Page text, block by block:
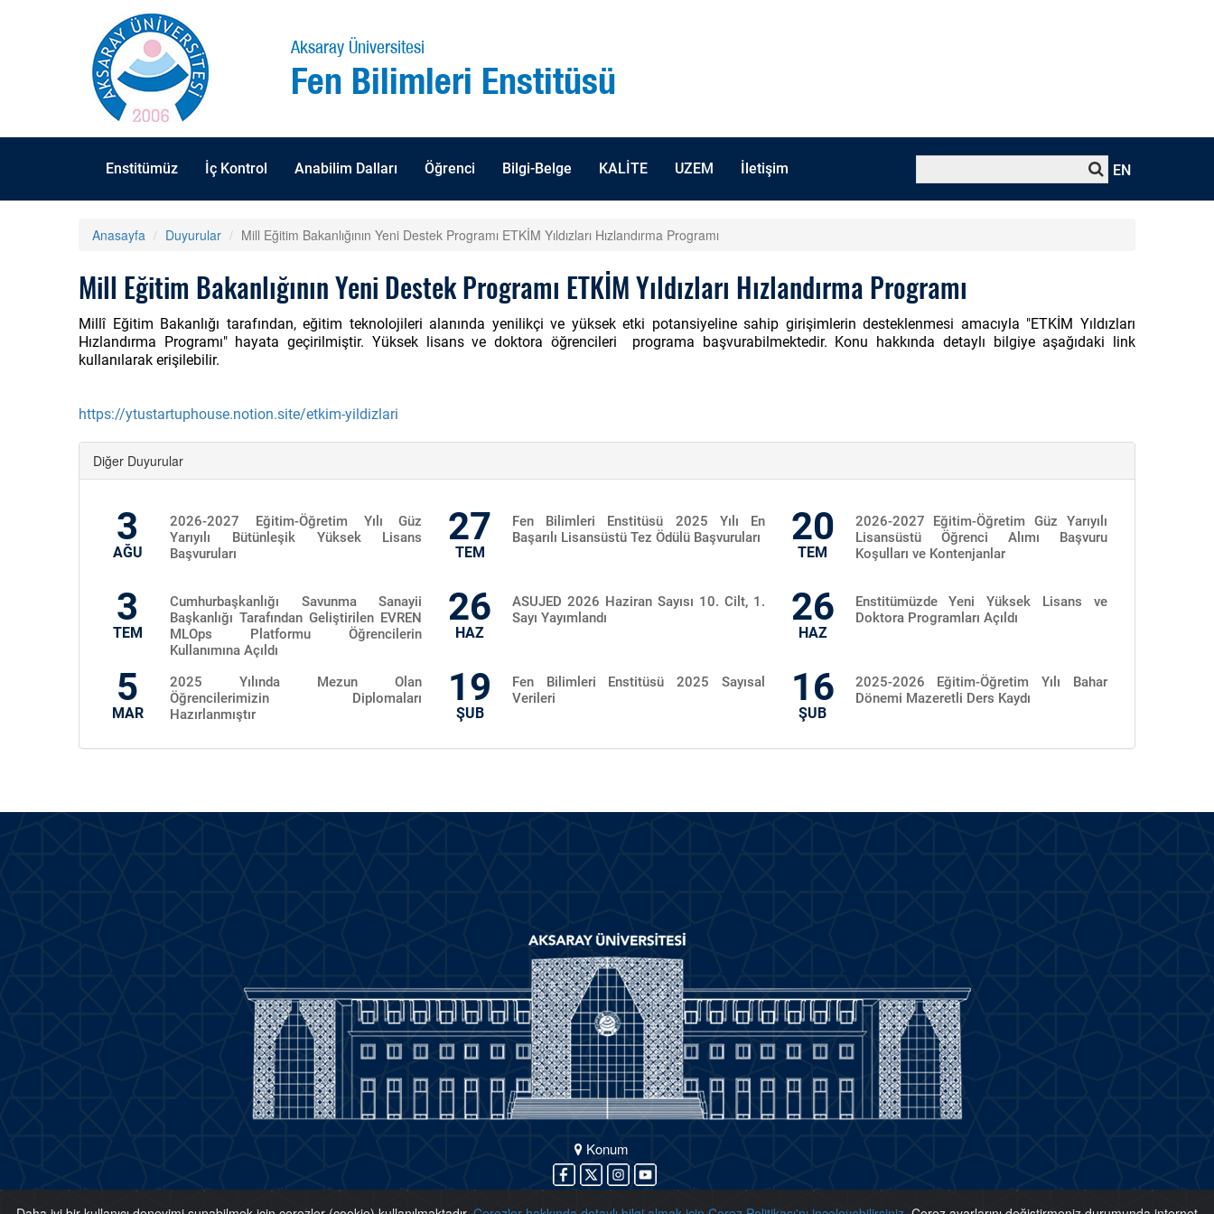
Aksaray Üniversitesi
Fen Bilimleri Enstitüsü
Enstitümüz İç Kontrol Anabilim Dalları Öğrenci Bilgi-Belge KALİTE UZEM İletişim EN
Anasayfa Duyurular Mill Eğitim Bakanlığının Yeni Destek Programı ETKİM Yıldızları Hızlandırma Programı
Mill Eğitim Bakanlığının Yeni Destek Programı ETKİM Yıldızları Hızlandırma Programı
Millî Eğitim Bakanlığı tarafından, eğitim teknolojileri alanında yenilikçi ve yüksek etki potansiyeline sahip girişimlerin desteklenmesi amacıyla "ETKİM Yıldızları
Hızlandırma Programı" hayata geçirilmiştir. Yüksek lisans ve doktora öğrencileri programa başvurabilmektedir. Konu hakkında detaylı bilgiye aşağıdaki link
kullanılarak erişilebilir.
https://ytustartuphouse.notion.site/etkim-yildizlari
Diğer Duyurular
3
AĞU
2026-2027 Eğitim-Öğretim Yılı Güz
Yarıyılı Bütünleşik Yüksek Lisans
Başvuruları
27
TEM
Fen Bilimleri Enstitüsü 2025 Yılı En
Başarılı Lisansüstü Tez Ödülü Başvuruları
20
TEM
2026-2027 Eğitim-Öğretim Güz Yarıyılı
Lisansüstü Öğrenci Alımı Başvuru
Koşulları ve Kontenjanlar
3
TEM
Cumhurbaşkanlığı Savunma Sanayii
Başkanlığı Tarafından Geliştirilen EVREN
MLOps Platformu Öğrencilerin
Kullanımına Açıldı
26
HAZ
ASUJED 2026 Haziran Sayısı 10. Cilt, 1.
Sayı Yayımlandı
26
HAZ
Enstitümüzde Yeni Yüksek Lisans ve
Doktora Programları Açıldı
5
MAR
2025 Yılında Mezun Olan
Öğrencilerimizin Diplomaları
Hazırlanmıştır
19
ŞUB
Fen Bilimleri Enstitüsü 2025 Sayısal
Verileri
16
ŞUB
2025-2026 Eğitim-Öğretim Yılı Bahar
Dönemi Mazeretli Ders Kaydı
Konum